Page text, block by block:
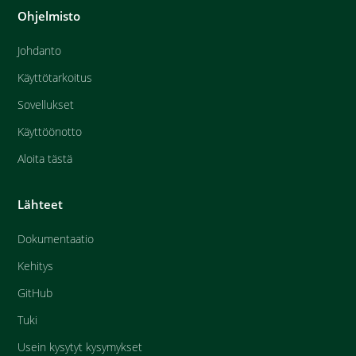
Ohjelmisto
Johdanto
Käyttötarkoitus
Sovellukset
Käyttöönotto
Aloita tästä
Lähteet
Dokumentaatio
Kehitys
GitHub
Tuki
Usein kysytyt kysymykset